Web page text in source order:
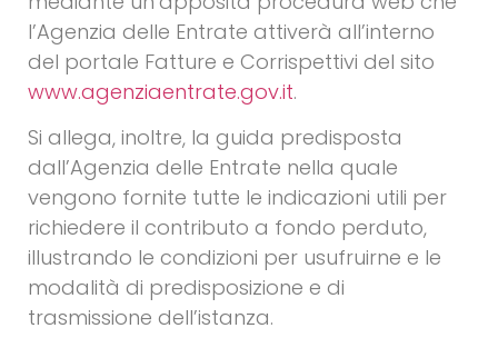
l’Agenzia delle Entrate attiverà all’interno
del portale Fatture e Corrispettivi del sito
www.agenziaentrate.gov.it.
Si allega, inoltre, la guida predisposta
dall’Agenzia delle Entrate nella quale
vengono fornite tutte le indicazioni utili per
richiedere il contributo a fondo perduto,
illustrando le condizioni per usufruirne e le
modalità di predisposizione e di
trasmissione dell’istanza.